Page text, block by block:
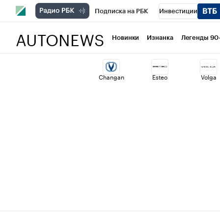
Подписка на РБК Инвестиции
Национальные проекты Город
Кредитные рейтинги Франшизы
AUTONEWS Новинки Изнанка Легенды
Changan Esteo Volga